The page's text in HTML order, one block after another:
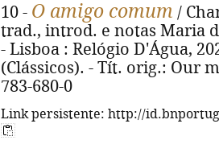
10 - O amigo comum /
trad., introd. e notas Maria
- Lisboa : Relógio D'Água,
(Clássicos). - Tít. orig.: Our
783-680-0
Link persistente: http://